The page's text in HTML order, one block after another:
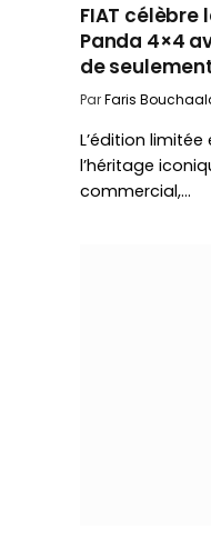
FIAT célèbre
Panda 4×4
de
ParFaris
L’édition
l’héritage
commercial,…